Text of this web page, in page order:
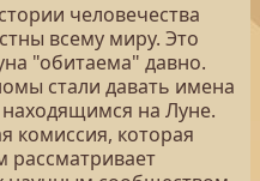
человечества
всему миру. Это
"обитаема" давно.
стали давать имена
на Луне.
комиссия, которая